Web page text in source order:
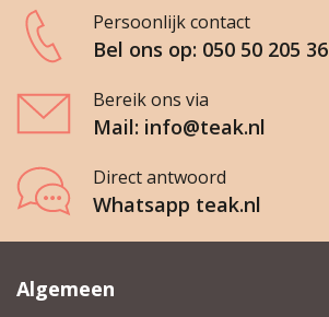
Persoonlijk contact
Bel ons op: 050 50 205 36
Bereik ons via
Mail: info@teak.nl
Direct antwoord
Whatsapp teak.nl
Algemeen